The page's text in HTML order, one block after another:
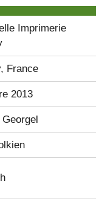
Imprimerie
France
2013